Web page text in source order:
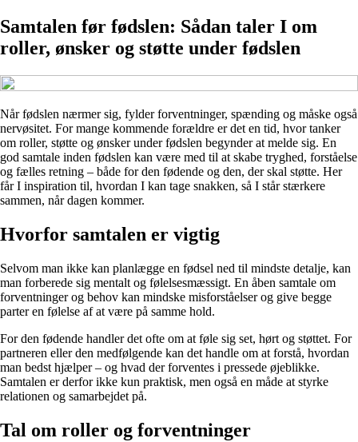
Samtalen før fødslen: Sådan taler I om
roller, ønsker og støtte under fødslen
Når fødslen nærmer sig, fylder forventninger, spænding og måske også
nervøsitet. For mange kommende forældre er det en tid, hvor tanker
om roller, støtte og ønsker under fødslen begynder at melde sig. En
god samtale inden fødslen kan være med til at skabe tryghed, forståelse
og fælles retning – både for den fødende og den, der skal støtte. Her
får I inspiration til, hvordan I kan tage snakken, så I står stærkere
sammen, når dagen kommer.
Hvorfor samtalen er vigtig
Selvom man ikke kan planlægge en fødsel ned til mindste detalje, kan
man forberede sig mentalt og følelsesmæssigt. En åben samtale om
forventninger og behov kan mindske misforståelser og give begge
parter en følelse af at være på samme hold.
For den fødende handler det ofte om at føle sig set, hørt og støttet. For
partneren eller den medfølgende kan det handle om at forstå, hvordan
man bedst hjælper – og hvad der forventes i pressede øjeblikke.
Samtalen er derfor ikke kun praktisk, men også en måde at styrke
relationen og samarbejdet på.
Tal om roller og forventninger